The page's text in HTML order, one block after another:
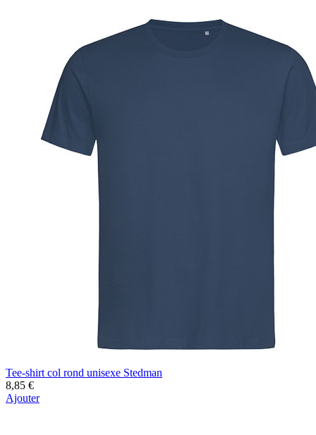
Tee-shirt col rond unisexe Stedman
8,85 €
Ajouter